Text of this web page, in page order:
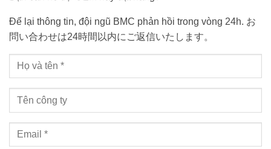
Để lại thông tin, đội ngũ BMC phản hồi trong vòng 24h. お
問い合わせは24時間以内にご返信いたします。